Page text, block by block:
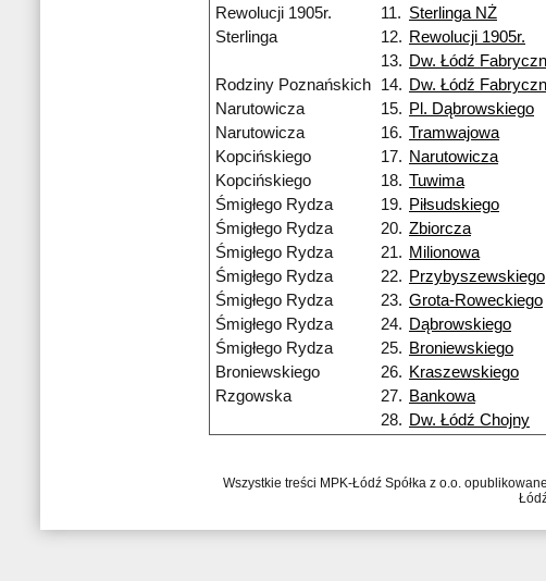
Rewolucji 1905r.
11. Sterlinga NŻ
Sterlinga
12. Rewolucji 1905r.
13. Dw. Łódź
Rodziny Poznańskich
14. Dw. Łódź
Narutowicza
15. Pl. Dąbrowskiego
Narutowicza
16. Tramwajowa
Kopcińskiego
17. Narutowicza
Kopcińskiego
18. Tuwima
Śmigłego Rydza
19. Piłsudskiego
Śmigłego Rydza
20. Zbiorcza
Śmigłego Rydza
21. Milionowa
Śmigłego Rydza
22. Przybyszewskiego
Śmigłego Rydza
23. Grota-Roweckiego
Śmigłego Rydza
24. Dąbrowskiego
Śmigłego Rydza
25. Broniewskiego
Broniewskiego
26. Kraszewskiego
Rzgowska
27. Bankowa
28. Dw. Łódź Chojny
Wszystkie treści MPK-Łódź Spółka z o.o.